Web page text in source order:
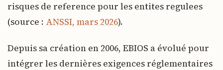
risques de reference pour les entites regulees
(source : ANSSI, mars 2026).
Depuis sa création en 2006, EBIOS a évolué pour
intégrer les dernières exigences réglementaires